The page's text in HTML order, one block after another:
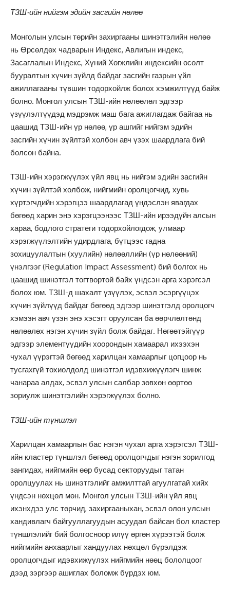
ТЗШ-ийн нийгэм эдийн засгийн нөлөө
Монголын улсын төрийн захиргааны шинэтгэлийн нөлөө
нь Өрсөлдөх чадварын Индекс, Авлигын индекс,
Засаглалын Индекс, Хүний Хөгжлийн индексийн өсөлт
бууралтын хүчин зүйлд байдаг засгийн газрын үйл
ажиллагааны түвшин тодорхойлж болох хэмжилтүүд байж
болно. Монгол улсын ТЗШ-ийн нөлөөлөл эдгээр
үзүүлэлтүүдэд мэдрэмж маш бага ажиглагдаж байгаа нь
цаашид ТЗШ-ийн үр нөлөө, үр ашгийг нийгэм эдийн
засгийн хүчин зүйлтэй холбон авч үзэх шаардлага бий
болсон байна.
ТЗШ-ийн хэрэгжүүлэх үйл явц нь нийгэм эдийн засгийн
хүчин зүйлтэй холбож, нийгмийн оролцогчид, хувь
хүртэгчдийн хэрэгцээ шаардлагад үндэслэн явагдах
бөгөөд харин энэ хэрэгцээнээс ТЗШ-ийн ирээдүйн алсын
хараа, бодлого стратеги тодорхойлогдож, улмаар
хэрэгжүүлэлтийн удирдлага, бүтцээс гадна
зохицуулалтын (хуулийн) нөлөөллийн (үр нөлөөний)
үнэлгээг (Regulation Impact Assessment) бий болгох нь
цаашид шинэтгэл тогтвортой байх үндсэн арга хэрэгсэл
болох юм. ТЗШ-д шахалт үзүүлэх, эсвэл эсэргүүцэх
хүчин зүйлүүд байдаг бөгөөд эдгээр шинэтгэлд оролцогч
хэмээн авч үзэн энэ хэсэгт оруулсан ба өөрчлөлтөнд
нөлөөлөх нэгэн хүчин зүйл болж байдаг. Нөгөөтэйгүүр
эдгээр элементүүдийн хоорондын хамаарал ихээхэн
чухал үүрэгтэй бөгөөд харилцан хамаарлыг цогцоор нь
тусгахгүй тохиолдолд шинэтгэл идэвхижүүлэгч шинж
чанараа алдах, эсвэл улсын салбар зөвхөн өөртөө
зориулж шинэтгэлийн хэрэгжүүлэх болно.
ТЗШ-ийн түншлэл
Харилцан хамаарлын бас нэгэн чухал арга хэрэгсэл ТЗШ-
ийн кластер түншлэл бөгөөд оролцогчдыг нэгэн зорилгод
зангидах, нийгмийн өөр бусад секторуудыг татан
оролцуулах нь шинэтгэлийг амжилттай агуулгатай хийх
үндсэн нөхцөл мөн. Монгол улсын ТЗШ-ийн үйл явц
ихэнхдээ улс төрчид, захиргааныхан, эсвэл олон улсын
хандивлагч байгууллагуудын асуудал байсан бол кластер
түншлэлийг бий болгосноор илүү өргөн хүрээтэй болж
нийгмийн анхаарлыг хандуулах нөхцөл бүрэлдэж
оролцогчдыг идэвхижүүлэх нийгмийн нөөц бололцоог
дээд зэргээр ашиглах боломж бүрдэх юм.